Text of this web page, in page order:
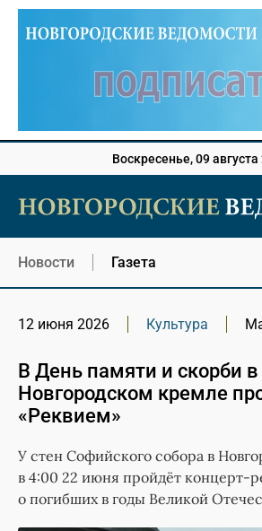
Воскресенье, 09 августа
Новости Газета
12 июня 2026 Культура
В День памяти и скорби в
Новгородском кремле
«Реквием»
У стен Софийского собора в
в 4:00 22 июня пройдёт концерт-
о погибших в годы Великой